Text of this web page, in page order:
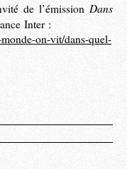
de l’émission Dans
Inter :
on-vit/dans-quel-